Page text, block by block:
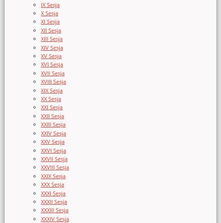
IX Sesja
X Sesja
XI Sesja
XII Sesja
XIII Sesja
XIV Sesja
XV Sesja
XVI Sesja
XVII Sesja
XVIII Sesja
XIX Sesja
XX Sesja
XXI Sesja
XXII Sesja
XXIII Sesja
XXIV Sesja
XXV Sesja
XXVI Sesja
XXVII Sesja
XXVIII Sesja
XXIX Sesja
XXX Sesja
XXXI Sesja
XXXII Sesja
XXXIII Sesja
XXXIV Sesja